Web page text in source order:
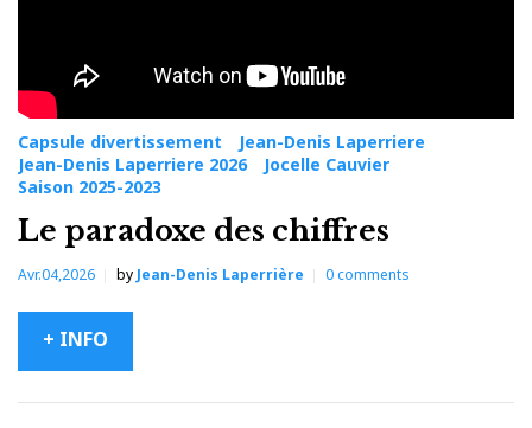
Capsule divertissement
Jean-Denis Laperriere
Jean-Denis Laperriere 2026
Jocelle Cauvier
Saison 2025-2023
Le paradoxe des chiffres
Avr.04,2026 by Jean-Denis Laperrière 0comments
+ INFO